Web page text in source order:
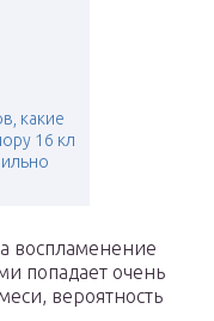
какие
16 кл
воспламенение
попадает очень
вероятность